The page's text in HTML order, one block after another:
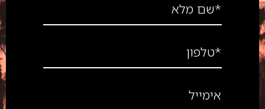
*שם מלא
*טלפון
אימייל